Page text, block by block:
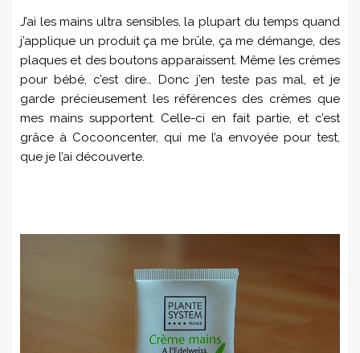
J’ai les mains ultra sensibles, la plupart du temps quand
j’applique un produit ça me brûle, ça me démange, des
plaques et des boutons apparaissent. Même les crèmes
pour bébé, c’est dire… Donc j’en teste pas mal, et je
garde précieusement les références des crèmes que
mes mains supportent. Celle-ci en fait partie, et c’est
grâce à Cocooncenter, qui me l’a envoyée pour test,
que je l’ai découverte.